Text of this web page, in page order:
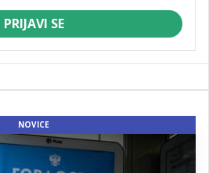
PRIJAVI SE
NOVICE